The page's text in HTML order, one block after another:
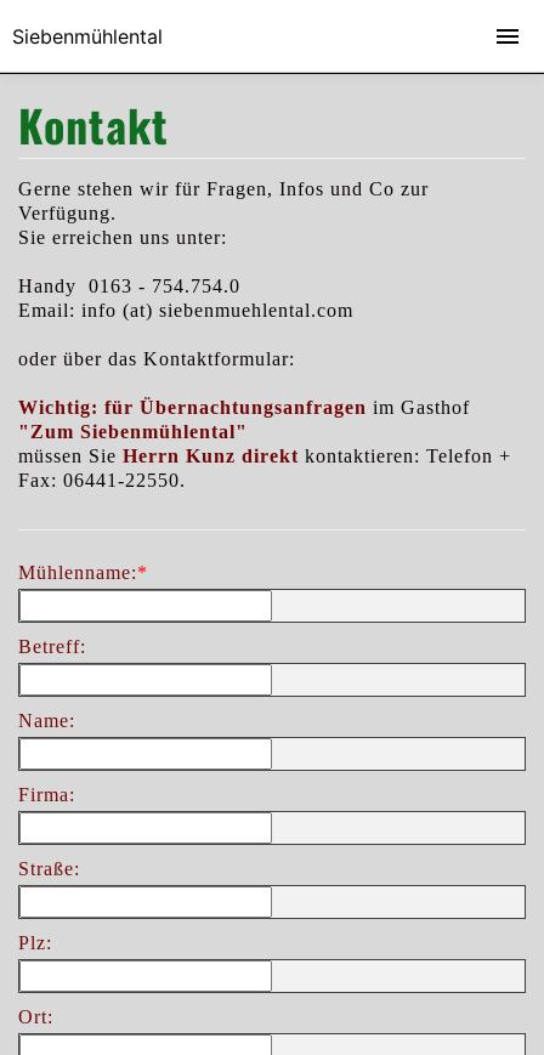
Kontakt
Gerne stehen wir für Fragen, Infos und Co zur
Verfügung.
Sie erreichen uns unter:
Handy 0163 - 754.754.0
Email: info (at) siebenmuehlental.com
oder über das Kontaktformular:
Wichtig: für Übernachtungsanfragen im Gasthof
"Zum Siebenmühlental"
müssen Sie Herrn Kunz direkt kontaktieren: Telefon +
Fax: 06441-22550.
Mühlenname:*
Betreff:
Name:
Firma:
Straße:
Plz:
Ort:
Siebenmühlental